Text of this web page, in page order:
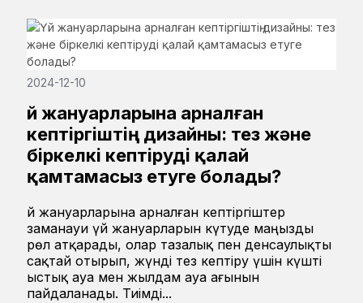
2024-12-10
Үй жануарларына арналған
кептіргіштің дизайны: тез және
біркелкі кептіруді қалай
қамтамасыз етуге болады?
Үй жануарларына арналған кептіргіштер
заманауи үй жануарларын күтуде маңызды
рөл атқарады, олар тазалық пен денсаулықты
сақтай отырып, жүнді тез кептіру үшін күшті
ыстық ауа мен жылдам ауа ағынын
пайдаланады. Тиімді...